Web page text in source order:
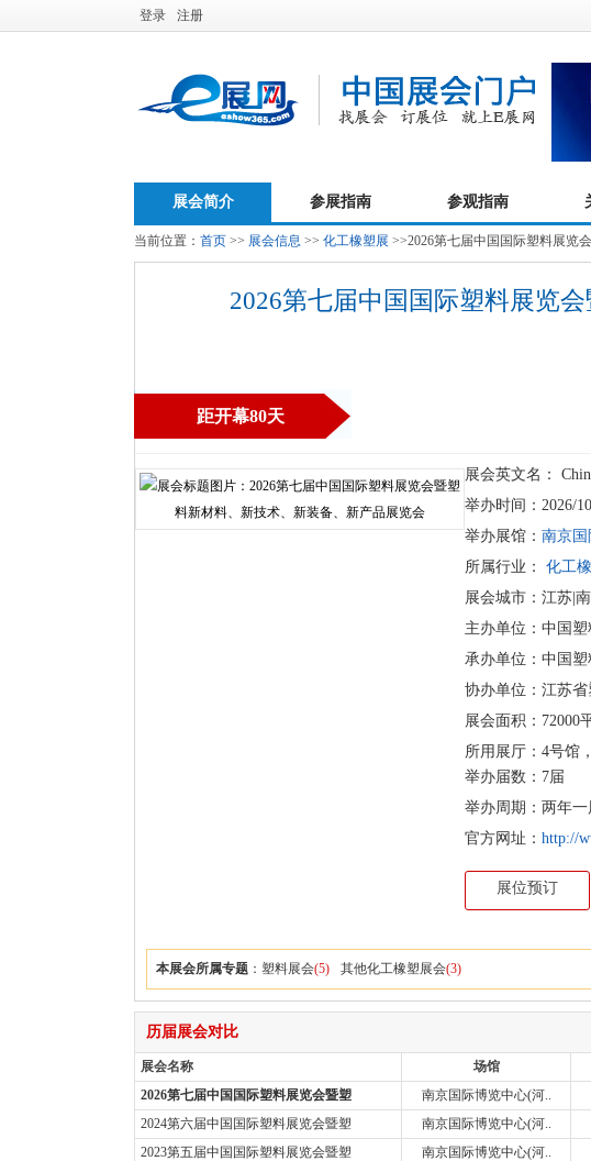
登录 注册
展会简介 参展指南 参观指南
当前位置： 首页 >> 展会信息 >> 化工橡塑展 >>2026第七届中国国际塑料展览
2026第七届中国国际塑料展览
距开幕80天
展会英文名：
举办时间：2026/
举办展馆： 南京国
所属行业： 化工
展会城市：江苏|
主办单位：中国
承办单位：中国
协办单位：江苏
展会面积：72000
所用展厅：4号馆
举办届数：7届
举办周期：两年一
官方网址： http://
展位预订
本展会所属专题 ： 塑料展会(5) 其他化工橡塑展会(3)
历届展会对比
展会名称 场馆
2026第七届中国国际塑料展览会暨塑
南京国际博览中心(河..
2024第六届中国国际塑料展览会暨塑
南京国际博览中心(河..
2023第五届中国国际塑料展览会暨塑
南京国际博览中心(河..